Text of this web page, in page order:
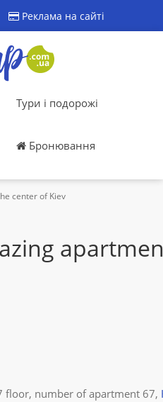
Реклама на сайті
Тури і подорожі
Бронювання
center of Kiev
floor, number of apartment 67,